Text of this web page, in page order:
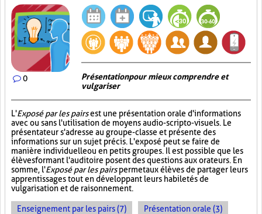
0
Présentation pour mieux comprendre et
vulgariser
L'Exposé par les pairsest une présentation orale d'informations
avec ou sans l'utilisation de moyens audio-scripto-visuels. Le
présentateur s'adresse au groupe-classe et présente des
informations sur un sujet précis. L'exposé peut se faire de
manière individuelle ou en petits groupes. Il est possible que les
élèves formant l'auditoire posent des questions aux orateurs. En
somme, l'Exposé par les pairspermet aux élèves de partager leurs
apprentissages tout en développant leurs habiletés de
vulgarisation et de raisonnement.
Enseignement par les pairs (7) Présentation orale (3)